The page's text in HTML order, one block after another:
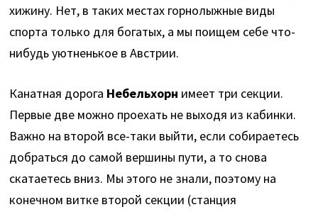
хижину. Нет, в таких местах горнолыжные виды
спорта только для богатых, а мы поищем себе что-
нибудь уютненькое в Австрии.
Канатная дорога Небельхорн имеет три секции.
Первые две можно проехать не выходя из кабинки.
Важно на второй все-таки выйти, если собираетесь
добраться до самой вершины пути, а то снова
скатаетесь вниз. Мы этого не знали, поэтому на
конечном витке второй секции (станция